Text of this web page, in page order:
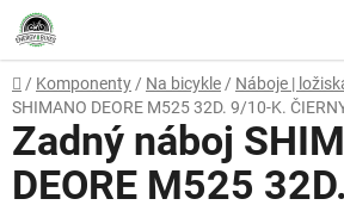
Prejsť na obsah
Domov
/ Komponenty / Na bicykle / Náboje |
SHIMANO DEORE M525 32D. 9/10-K.
Zadný náboj
DEORE M525